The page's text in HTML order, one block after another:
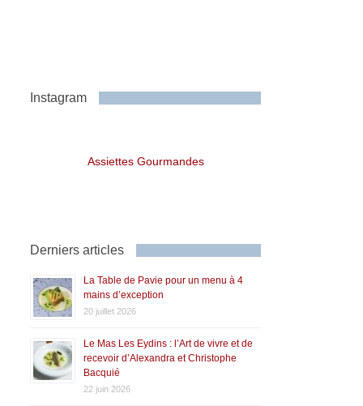
Instagram
Assiettes Gourmandes
Derniers articles
La Table de Pavie pour un menu à 4
mains d’exception
20 juillet 2026
Le Mas Les Eydins : l’Art de vivre et de
recevoir d’Alexandra et Christophe
Bacquié
22 juin 2026